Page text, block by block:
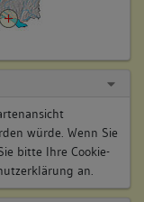
würde. Wenn Sie
bitte Ihre Cookie-
an.